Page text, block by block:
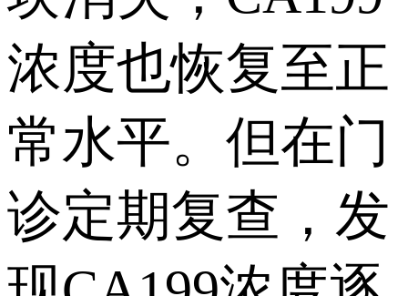
浓度也恢复至正
常水平。但在门
诊定期复查，发